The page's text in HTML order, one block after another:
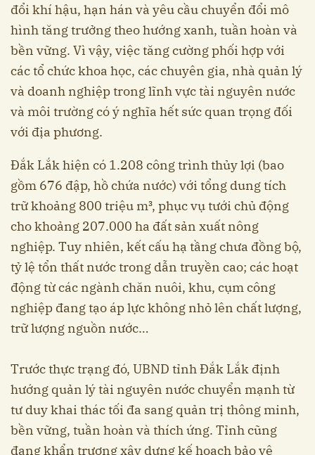
đổi khí hậu, hạn hán và yêu cầu chuyển đổi mô
hình tăng trưởng theo hướng xanh, tuần hoàn và
bền vững. Vì vậy, việc tăng cường phối hợp với
các tổ chức khoa học, các chuyên gia, nhà quản lý
và doanh nghiệp trong lĩnh vực tài nguyên nước
và môi trường có ý nghĩa hết sức quan trọng đối
với địa phương.
Đắk Lắk hiện có 1.208 công trình thủy lợi (bao
gồm 676 đập, hồ chứa nước) với tổng dung tích
trữ khoảng 800 triệu m³, phục vụ tưới chủ động
cho khoảng 207.000 ha đất sản xuất nông
nghiệp. Tuy nhiên, kết cấu hạ tầng chưa đồng bộ,
tỷ lệ tổn thất nước trong dẫn truyền cao; các hoạt
động từ các ngành chăn nuôi, khu, cụm công
nghiệp đang tạo áp lực không nhỏ lên chất lượng,
trữ lượng nguồn nước…
Trước thực trạng đó, UBND tỉnh Đắk Lắk định
hướng quản lý tài nguyên nước chuyển mạnh từ
tư duy khai thác tối đa sang quản trị thông minh,
bền vững, tuần hoàn và thích ứng. Tỉnh cũng
đang khẩn trương xây dựng kế hoạch bảo vệ